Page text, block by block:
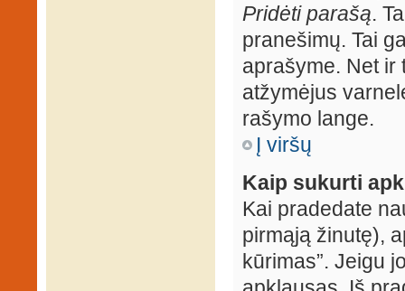
Pridėti parašą.
pranešimų. Tai
aprašyme. Net ir
atžymėjus
rašymo lange.
Į viršų
Kaip sukurti
Kai pradedate
pirmąją žinutę),
kūrimas”. Jeigu